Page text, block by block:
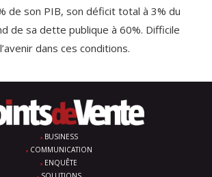
de son PIB, son déficit total à 3% du
de sa dette publique à 60%. Difficile
dans ces conditions.
BUSINESS
COMMUNICATION
ENQUÊTE